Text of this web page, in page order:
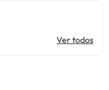
Ver todos